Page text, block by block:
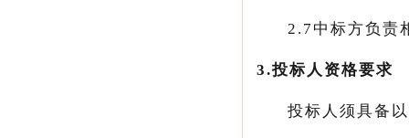
2. 7 中标方负责
3.投标人资格要求
投标人须具备以